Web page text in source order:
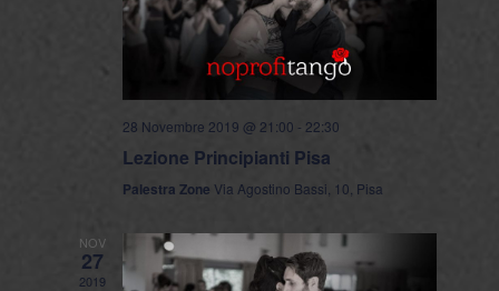
28 Novembre 2019 @ 21:00 - 22:30
Lezione Principianti Pisa
Palestra Zone Via Agostino Bassi, 10, Pisa
NOV
27
2019